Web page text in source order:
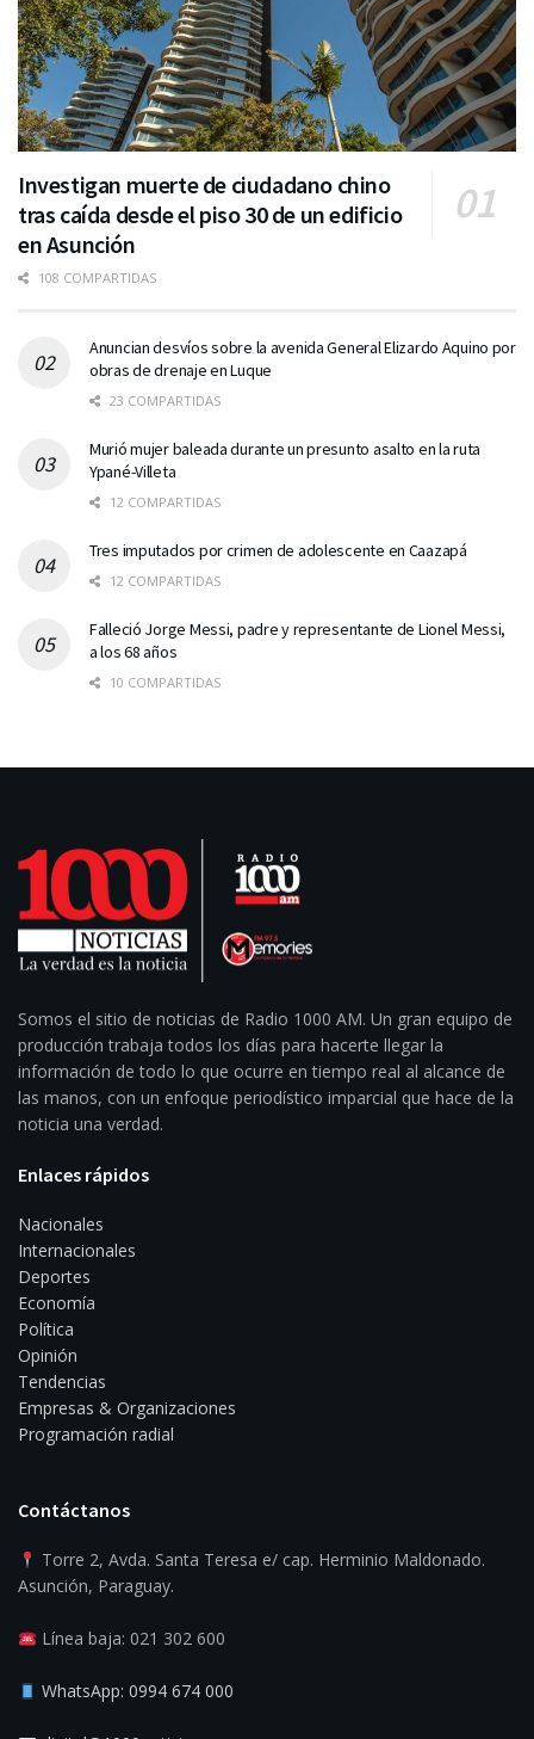
Investigan muerte de ciudadano chino
tras caída desde el piso 30 de un edificio
en Asunción
108 COMPARTIDAS
Anuncian desvíos sobre la avenida General Elizardo Aquino por
obras de drenaje en Luque
23 COMPARTIDAS
Murió mujer baleada durante un presunto asalto en la ruta
Ypané-Villeta
12 COMPARTIDAS
Tres imputados por crimen de adolescente en Caazapá
12 COMPARTIDAS
Falleció Jorge Messi, padre y representante de Lionel Messi,
a los 68 años
10 COMPARTIDAS
Somos el sitio de noticias de Radio 1000 AM. Un gran equipo de
producción trabaja todos los días para hacerte llegar la
información de todo lo que ocurre en tiempo real al alcance de
las manos, con un enfoque periodístico imparcial que hace de la
noticia una verdad.
Enlaces rápidos
Nacionales
Internacionales
Deportes
Economía
Política
Opinión
Tendencias
Empresas & Organizaciones
Programación radial
Contáctanos
Torre 2, Avda. Santa Teresa e/ cap. Herminio Maldonado.
Asunción, Paraguay.
Línea baja: 021 302 600
WhatsApp: 0994 674 000